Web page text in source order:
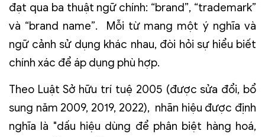
đạt qua ba thuật ngữ chính: “brand”, “trademark”
và “brand name”. Mỗi từ mang một ý nghĩa và
ngữ cảnh sử dụng khác nhau, đòi hỏi sự hiểu biết
chính xác để áp dụng phù hợp.
Theo Luật Sở hữu trí tuệ 2005 (được sửa đổi, bổ
sung năm 2009, 2019, 2022), nhãn hiệu được định
nghĩa là "dấu hiệu dùng để phân biệt hàng hoá,